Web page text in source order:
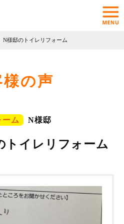
様邸のトイレリフォーム
様の声
ーム N様邸
イレリフォーム